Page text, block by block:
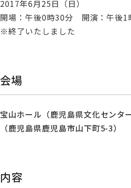
2017年6月25日（日）
開場：午後0時30分 開演：午後
※終了いたしました
会場
宝山ホール（鹿児島県文化センタ
（鹿児島県鹿児島市山下町5-3）
内容